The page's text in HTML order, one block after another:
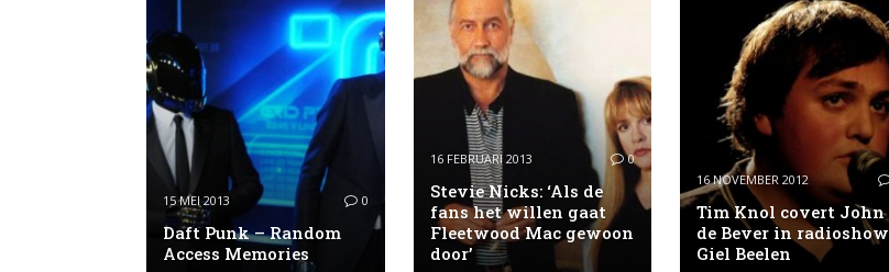
15 MEI 2013 0
Daft Punk – Random
Access Memories
16 FEBRUARI 2013 0
Stevie Nicks: ‘Als de
fans het willen gaat
Fleetwood Mac gewoon
door’
16 NOVEMBER 2012
Tim Knol covert John
de Bever in radioshow
Giel Beelen